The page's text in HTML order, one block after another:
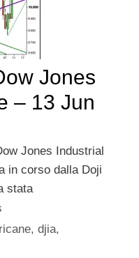
Jones
– 13 Jun
Jones Industrial
in corso dalla Doji
stata
,djia,